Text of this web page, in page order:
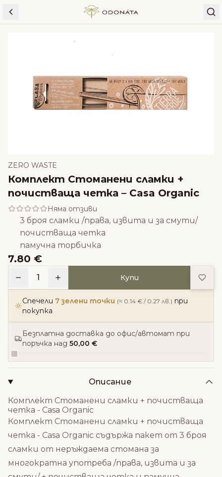
Skip to content
ZERO WASTE
Комплект Стоманени сламки +
почистваща четка – Casa Organic
Няма отзиви
3 броя сламки /права, извита и за смути/
почистваща четка
памучна торбичка
7.80 €
1 Купи
Спечели 7 зелени точки (≈ 0.14 € / 0.27 лв.) при
покупка
Безплатна доставка до офис/автомат при
поръчка над 50,00 €
Описание
Комплект Стоманени сламки + почистваща
четка - Casa Organic
Комплект Стоманени сламки + почистваща
четка - Casa Organic съдържа пакет от 3 броя
сламки от неръждаема стомана за
многократна употреба /права, извита и за